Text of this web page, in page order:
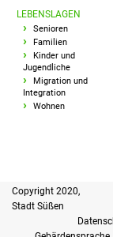
LEBENSLAGEN
Senioren
Familien
Kinder und
Jugendliche
Migration und
Integration
Wohnen
Copyright 2020,
Stadt Süßen